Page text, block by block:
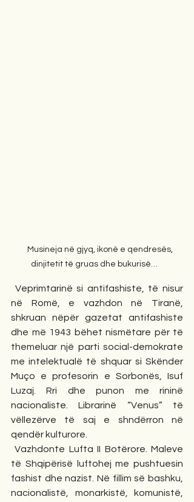
Musineja në gjyq, ikonë e qendresës,
dinjitetit të gruas dhe bukurisë…
Veprimtarinë si antifashiste, të nisur
në Romë, e vazhdon në Tiranë,
shkruan nëpër gazetat antifashiste
dhe më 1943 bëhet nismëtare për të
themeluar një parti social-demokrate
me intelektualë të shquar si Skënder
Muço e profesorin e Sorbonës, Isuf
Luzaj. Rri dhe punon me rininë
nacionaliste. Librarinë “Venus” të
vëllezërve të saj e shndërron në
qendër kulturore.
Vazhdonte Lufta II Botërore. Maleve
të Shqipërisë luftohej me pushtuesin
fashist dhe nazist. Në fillim së bashku,
nacionalistë, monarkistë, komunistë,